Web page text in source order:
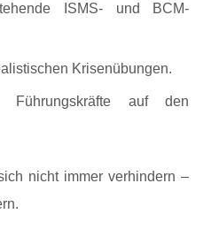
ISMS- und BCM-
Krisenübungen.
Führungskräfte auf den
nicht immer verhindern –